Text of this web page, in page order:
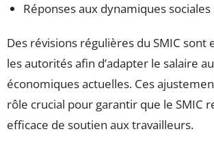
Réponses aux dynamiques
Des révisions régulières du SMIC sont
les autorités afin d’adapter le salaire
économiques actuelles. Ces
rôle crucial pour garantir que le SMIC
efficace de soutien aux travailleurs.